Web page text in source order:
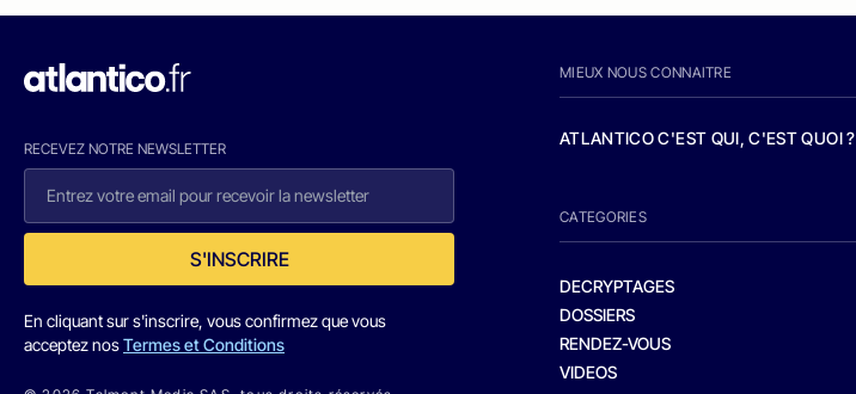
RECEVEZ NOTRE NEWSLETTER
S'INSCRIRE
En cliquant sur s'inscrire, vous confirmez que vous
acceptez nosTermes et Conditions
MIEUX NOUS CONNAITRE
ATLANTICO C'EST QUI, C'EST QUOI ?
CATEGORIES
DECRYPTAGES
DOSSIERS
RENDEZ-VOUS
VIDEOS